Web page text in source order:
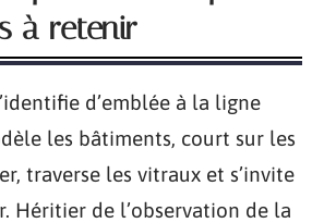
à retenir
d’emblée à la ligne
les bâtiments, court sur les
traverse les vitraux et s’invite
Héritier de l’observation de la